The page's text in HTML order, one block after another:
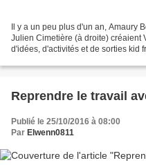
Il y a un peu plus d'un an, Amaury
Julien Cimetière (à droite) créaient
d'idées, d'activités et de sorties kid
Reprendre le travail
Publié le 25/10/2016 à 08:00
Par Elwenn0811